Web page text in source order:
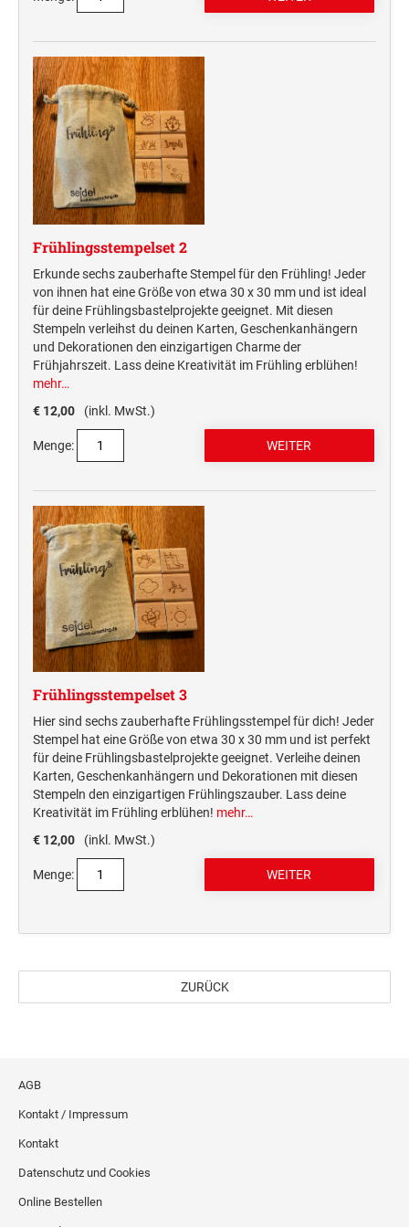
CLASSIC LINE ZIFFERNBÄNDERSTEMPEL
SONSTIGE CLASSIC LINE HANDSTEMPEL
CLASSIC LINE DATUMSTEMPEL +
WORTBANDDREHSTEMPEL
NUMEROTEUR
Ersatzteile für Typomatic-Stempel
STEMPEL MIT STANDARDTEXT
trodat edy® Motivationsstempel
Trodat Office Professional 4.0 DEUTSCH
Trodat Office Professional 4.0 FRANÇAIS
Trodat Office Professional 4.0 ITALIANO
Trodat Office Professional 4.0 NEDERLANDS
Office Printy deutsch
Office Printy nederlands
Office Printy spanisch
Office Printy italienisch
Office Printy englisch
Office Printy französisch
Trodat 7 Sachen Stempel
Deine Dinge Stempel
Olchi
PRÄGEZANGEN
TÜTLE - MIT LIEBE EINGEPACKT
STEMPEL-KUGELSCHREIBER
Smart Style
Schreibgeräte-Zubehör
TRODAT PRINTY™ PASTELL-EDITION
STEMPELTRÄGER
TEXTPLATTEN
Textplatten für Trodat Printy
Textplatten für Professional Line Textstempel
Textplatten für Trodat Printy Line Datumstempel
Textplatten für Professional Line Datumstempel
Textplatten für Holzstempel
RAACHERSTEMPEL
Frühlingsstempelset 2
Erkunde sechs zauberhafte Stempel für den Frühling! Jeder
von ihnen hat eine Größe von etwa 30 x 30 mm und ist ideal
für deine Frühlingsbastelprojekte geeignet. Mit diesen
Stempeln verleihst du deinen Karten, Geschenkanhängern
und Dekorationen den einzigartigen Charme der
Frühjahrszeit. Lass deine Kreativität im Frühling erblühen!
mehr…
€ 12,00
(inkl. MwSt.)
Menge:
Frühlingsstempelset 3
Hier sind sechs zauberhafte Frühlingsstempel für dich! Jeder
Stempel hat eine Größe von etwa 30 x 30 mm und ist perfekt
für deine Frühlingsbastelprojekte geeignet. Verleihe deinen
Karten, Geschenkanhängern und Dekorationen mit diesen
Stempeln den einzigartigen Frühlingszauber. Lass deine
Kreativität im Frühling erblühen! mehr…
€ 12,00
(inkl. MwSt.)
Menge:
ZURÜCK
AGB
Kontakt / Impressum
Kontakt
Datenschutz und Cookies
Online Bestellen